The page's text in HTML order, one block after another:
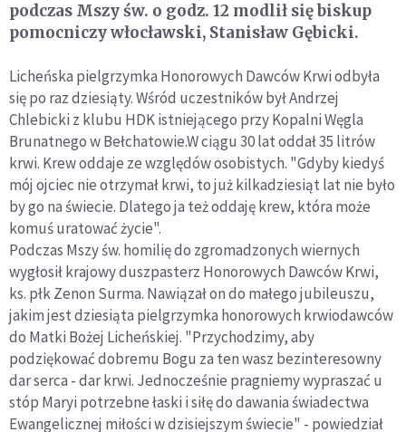
podczas Mszy św. o godz. 12 modlił się biskup
pomocniczy włocławski, Stanisław Gębicki.
Licheńska pielgrzymka Honorowych Dawców Krwi odbyła
się po raz dziesiąty. Wśród uczestników był Andrzej
Chlebicki z klubu HDK istniejącego przy Kopalni Węgla
Brunatnego w Bełchatowie.W ciągu 30 lat oddał 35 litrów
krwi. Krew oddaje ze względów osobistych. "Gdyby kiedyś
mój ojciec nie otrzymał krwi, to już kilkadziesiąt lat nie było
by go na świecie. Dlatego ja też oddaję krew, która może
komuś uratować życie".
Podczas Mszy św. homilię do zgromadzonych wiernych
wygłosił krajowy duszpasterz Honorowych Dawców Krwi,
ks. płk Zenon Surma. Nawiązał on do małego jubileuszu,
jakim jest dziesiąta pielgrzymka honorowych krwiodawców
do Matki Bożej Licheńskiej. "Przychodzimy, aby
podziękować dobremu Bogu za ten wasz bezinteresowny
dar serca - dar krwi. Jednocześnie pragniemy wypraszać u
stóp Maryi potrzebne łaski i siłę do dawania świadectwa
Ewangelicznej miłości w dzisiejszym świecie" - powiedział